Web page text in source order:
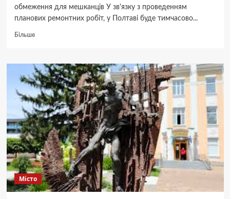
обмеження для мешканців У зв'язку з проведенням
планових ремонтних робіт, у Полтаві буде тимчасово...
БільшеДокладніше
полтавських
вулиць:
газ
тимчасово
зникне
Місто